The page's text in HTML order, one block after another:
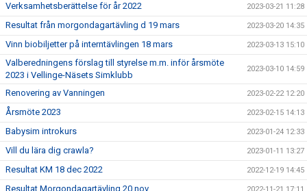
Verksamhetsberättelse för år 2022 2023-03-21 11:28
Resultat från morgondagartävling d 19 mars 2023-03-20 14:35
Vinn biobiljetter på interntävlingen 18 mars 2023-03-13 15:10
Valberedningens förslag till styrelse m.m. inför årsmöte
2023 i Vellinge-Näsets Simklubb
2023-03-10 14:59
Renovering av Vanningen 2023-02-22 12:20
Årsmöte 2023 2023-02-15 14:13
Babysim introkurs 2023-01-24 12:33
Vill du lära dig crawla? 2023-01-11 13:27
Resultat KM 18 dec 2022 2022-12-19 14:45
Resultat Morgondagartävling 20 nov